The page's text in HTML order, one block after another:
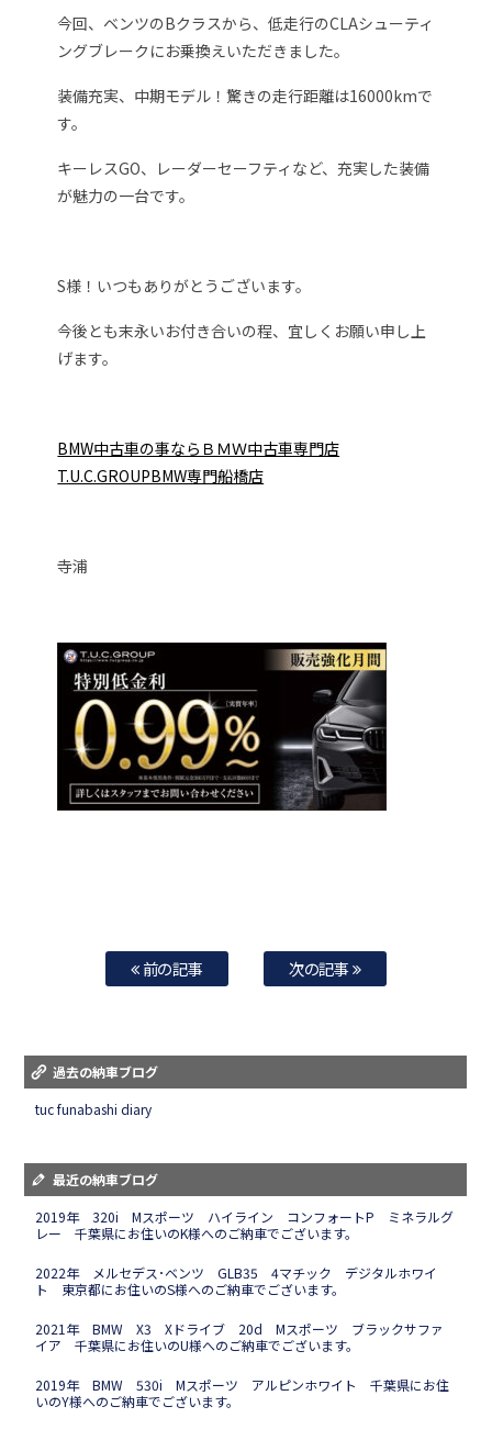
今回、ベンツのBクラスから、低走行のCLAシューティ
ングブレークにお乗換えいただきました。
装備充実、中期モデル！驚きの走行距離は16000kmで
す。
キーレスGO、レーダーセーフティなど、充実した装備
が魅力の一台です。
S様！いつもありがとうございます。
今後とも末永いお付き合いの程、宜しくお願い申し上
げます。
BMW中古車の事ならＢＭＷ中古車専門店
T.U.C.GROUPBMW専門船橋店
寺浦
前の記事 次の記事
過去の納車ブログ
tuc funabashi diary
最近の納車ブログ
2019年 320i Mスポーツ ハイライン コンフォートP ミネラルグ
レー 千葉県にお住いのK様へのご納車でございます。
2022年 メルセデス･ベンツ GLB35 4マチック デジタルホワイ
ト 東京都にお住いのS様へのご納車でございます。
2021年 BMW X3 Xドライブ 20d Mスポーツ ブラックサファ
イア 千葉県にお住いのU様へのご納車でございます。
2019年 BMW 530i Mスポーツ アルピンホワイト 千葉県にお住
いのY様へのご納車でございます。